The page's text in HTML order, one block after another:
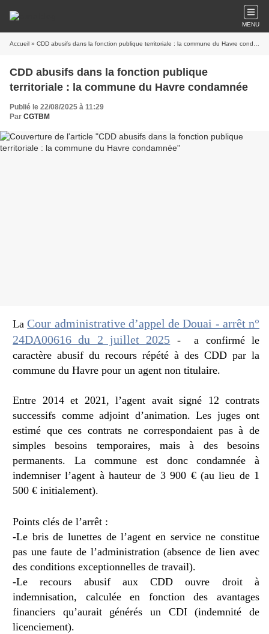
MENU
Accueil » CDD abusifs dans la fonction publique territoriale : la commune du Havre condamnée
CDD abusifs dans la fonction publique
territoriale : la commune du Havre condamnée
Publié le 22/08/2025 à 11:29
Par CGTBM
La Cour administrative d’appel de Douai - arrêt n°
24DA00616 du 2 juillet 2025 - a confirmé le
caractère abusif du recours répété à des CDD par la
commune du Havre pour un agent non titulaire.
Entre 2014 et 2021, l’agent avait signé 12 contrats
successifs comme adjoint d’animation. Les juges ont
estimé que ces contrats ne correspondaient pas à de
simples besoins temporaires, mais à des besoins
permanents. La commune est donc condamnée à
indemniser l’agent à hauteur de 3 900 € (au lieu de 1
500 € initialement).
Points clés de l’arrêt :
-Le bris de lunettes de l’agent en service ne constitue
pas une faute de l’administration (absence de lien avec
des conditions exceptionnelles de travail).
-Le recours abusif aux CDD ouvre droit à
indemnisation, calculée en fonction des avantages
financiers qu’aurait générés un CDI (indemnité de
licenciement).